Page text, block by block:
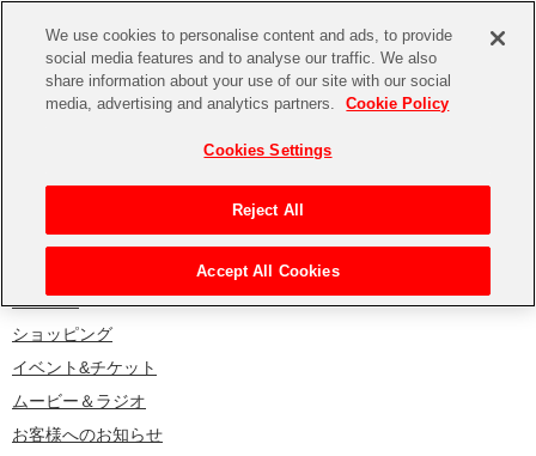
CHANNEL STORE EVENT
CHANNEL
STORE
ASOBI STORE TOP
ゲーム
CD / Blu-ray
お探しのページが見つかりません。
一時的にアクセスできないか、もしくはページが削除された可能性
ニュース
ショッピング
イベント&チケット
ムービー＆ラジオ
お客様へのお知らせ
We use cookies to personalise content and ads, to provide
social media features and to analyse our traffic. We also
share information about your use of our site with our social
media, advertising and analytics partners.
Cookie Policy
Cookies Settings
Reject All
Accept All Cookies